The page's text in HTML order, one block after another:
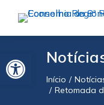
Barra de Ferramentas Aberta
Você está
Início
Retomada